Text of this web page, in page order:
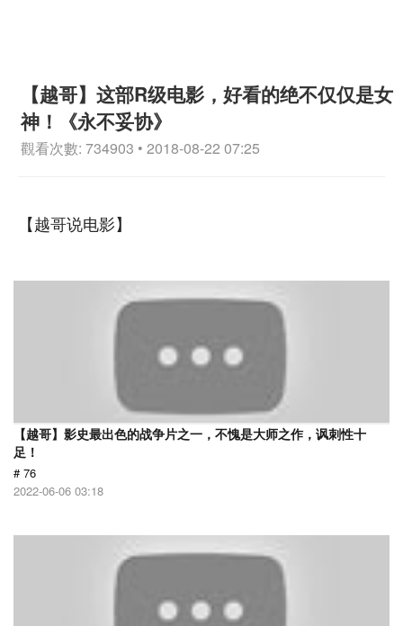
【越哥】这部R级电影，好看的绝不仅仅是女
神！《永不妥协》
觀看次數: 734903 • 2018-08-22 07:25
【越哥说电影】
【越哥】影史最出色的战争片之一，不愧是大师之作，讽刺性十
足！
# 76
2022-06-06 03:18